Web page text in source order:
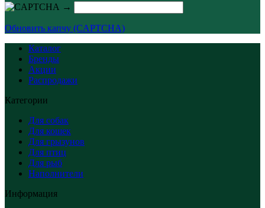
→
Обновить капчу (CAPTCHA)
Каталог
Бренды
Акции
Распродажи
Категории
Для собак
Для кошек
Для грызунов
Для птиц
Для рыб
Наполнители
Информация